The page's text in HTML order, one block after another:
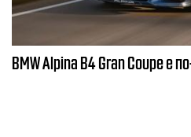
BMW Alpina B4 Gran Coupe е